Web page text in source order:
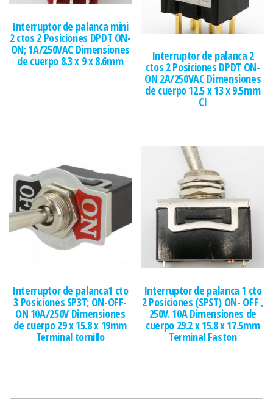
Interruptor de palanca mini
2 ctos 2 Posiciones DPDT ON-
ON; 1A/250VAC Dimensiones
de cuerpo 8.3 x 9 x 8.6mm Interruptor de palanca 2
ctos 2 Posiciones DPDT ON-
ON 2A/250VAC Dimensiones
de cuerpo 12.5 x 13 x 9.5mm
CI
Interruptor de palanca1 cto
3 Posiciones SP3T; ON-OFF-
ON 10A/250V Dimensiones
de cuerpo 29 x 15.8 x 19mm
Terminal tornillo
Interruptor de palanca 1 cto
2 Posiciones (SPST) ON- OFF ,
250V. 10A Dimensiones de
cuerpo 29.2 x 15.8 x 17.5mm
Terminal Faston